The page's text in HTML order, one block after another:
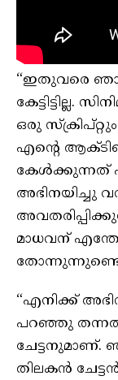
“ഇതുവരെ
കേട്ടിട്ടില്ല.
ഒരു
എന്റെ
കേൾക്കുന്നത്
അഭിനയിച്ചു
മാധവന്
“എനിക്ക്
പറഞ്ഞു
ചേട്ടനുമാണ്.
തിലകൻ